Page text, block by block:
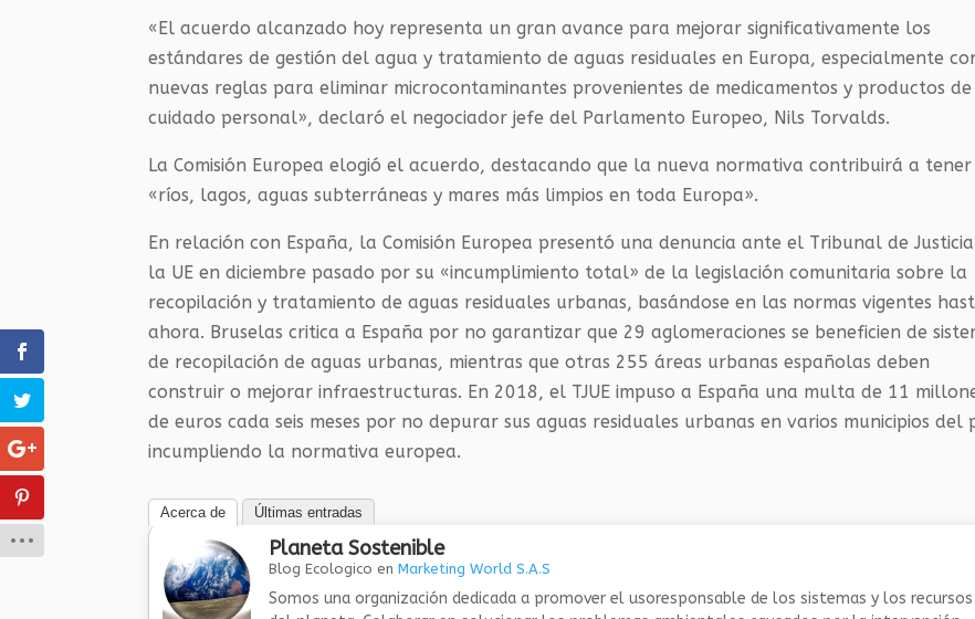
«El acuerdo alcanzado hoy representa un gran avance para mejorar significativamente los
estándares de gestión del agua y tratamiento de aguas residuales en Europa, especialmente
nuevas reglas para eliminar microcontaminantes provenientes de medicamentos y productos de
cuidado personal», declaró el negociador jefe del Parlamento Europeo, Nils Torvalds.
La Comisión Europea elogió el acuerdo, destacando que la nueva normativa contribuirá a tener
«ríos, lagos, aguas subterráneas y mares más limpios en toda Europa».
En relación con España, la Comisión Europea presentó una denuncia ante el Tribunal de
la UE en diciembre pasado por su «incumplimiento total» de la legislación comunitaria sobre la
recopilación y tratamiento de aguas residuales urbanas, basándose en las normas vigentes
ahora. Bruselas critica a España por no garantizar que 29 aglomeraciones se beneficien de
de recopilación de aguas urbanas, mientras que otras 255 áreas urbanas españolas deben
construir o mejorar infraestructuras. En 2018, el TJUE impuso a España una multa de 11
de euros cada seis meses por no depurar sus aguas residuales urbanas en varios municipios del
incumpliendo la normativa europea.
Acerca de Últimas entradas
Planeta Sostenible
Blog Ecologico enMarketing World S.A.S
Somos una organización dedicada a promover el usoresponsable de los sistemas y los recursos